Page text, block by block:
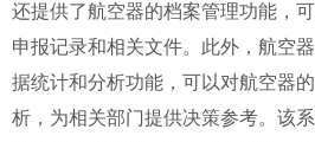
还提供了航空器的档案管理功能，
申报记录和相关文件。此外，航空
据统计和分析功能，可以对航空器
析，为相关部门提供决策参考。该